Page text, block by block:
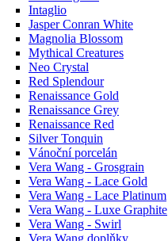
Intaglio
Jasper Conran White
Magnolia Blossom
Mythical Creatures
Neo Crystal
Red Splendour
Renaissance Gold
Renaissance Grey
Renaissance Red
Silver Tonquin
Vánoční porcelán
Vera Wang - Grosgrain
Vera Wang - Lace Gold
Vera Wang - Lace Platinum
Vera Wang - Luxe Graphite
Vera Wang - Swirl
Vera Wang doplňky